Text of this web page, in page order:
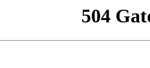
504